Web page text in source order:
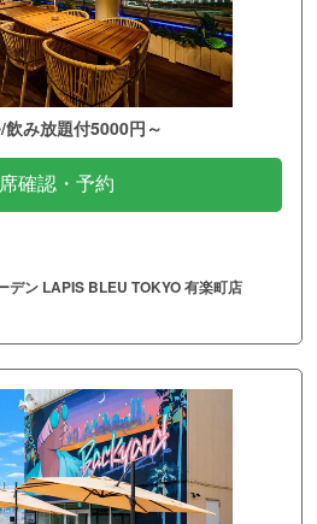
み放題付5000円～
確認・予約
デン LAPIS BLEU TOKYO 有楽町店